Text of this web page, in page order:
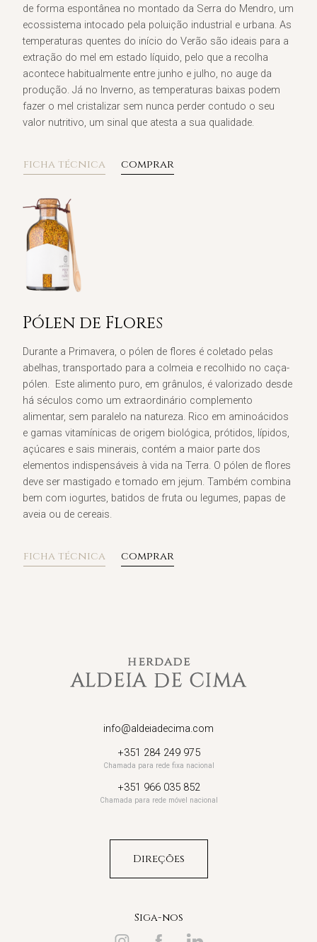
de forma espontânea no montado da Serra do Mendro, um
ecossistema intocado pela poluição industrial e urbana. As
temperaturas quentes do início do Verão são ideais para a
extração do mel em estado líquido, pelo que a recolha
acontece habitualmente entre junho e julho, no auge da
produção. Já no Inverno, as temperaturas baixas podem
fazer o mel cristalizar sem nunca perder contudo o seu
valor nutritivo, um sinal que atesta a sua qualidade.
ficha técnica comprar
Pólen de Flores​
Durante a Primavera, o pólen de flores é coletado pelas
abelhas, transportado para a colmeia e recolhido no caça-
pólen. Este alimento puro, em grânulos, é valorizado desde
há séculos como um extraordinário complemento
alimentar, sem paralelo na natureza. Rico em aminoácidos
e gamas vitamínicas de origem biológica, prótidos, lípidos,
açúcares e sais minerais, contém a maior parte dos
elementos indispensáveis à vida na Terra. O pólen de flores
deve ser mastigado e tomado em jejum. Também combina
bem com iogurtes, batidos de fruta ou legumes, papas de
aveia ou de cereais.
ficha técnica comprar
info@aldeiadecima.com
+351 284 249 975
Chamada para rede fixa nacional
+351 966 035 852
Chamada para rede móvel nacional
Direções
Siga-nos